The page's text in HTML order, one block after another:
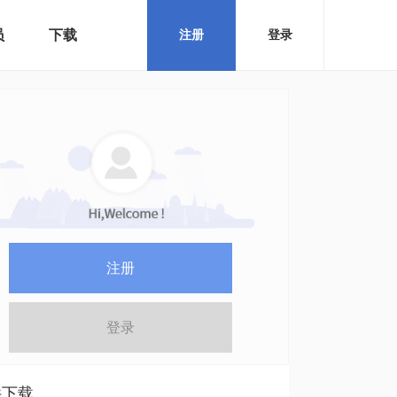
下载 注册 登录
注册
登录
载